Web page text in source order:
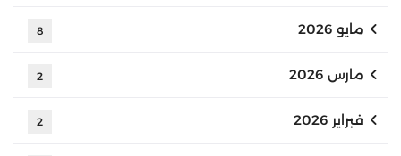
مايو 2026 8
مارس 2026 2
فبراير 2026 2